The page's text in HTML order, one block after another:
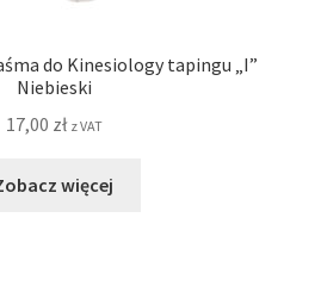
do Kinesiology tapingu „I”
Niebieski
17,00 zł z VAT
więcej